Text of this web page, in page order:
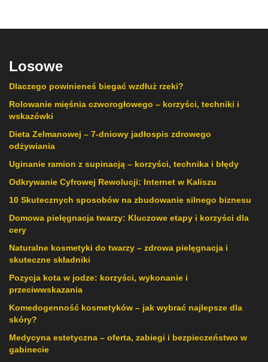
Losowe
Dlaczego powinieneś biegać wzdłuż rzeki?
Rolowanie mięśnia czworogłowego – korzyści, techniki i
wskazówki
Dieta Zelmanowej – 7-dniowy jadłospis zdrowego
odżywiania
Uginanie ramion z supinacją – korzyści, technika i błędy
Odkrywanie Cyfrowej Rewolucji: Internet w Kaliszu
10 Skutecznych sposobów na zbudowanie silnego biznesu
Domowa pielęgnacja twarzy: Kluczowe etapy i korzyści dla
cery
Naturalne kosmetyki do twarzy – zdrowa pielęgnacja i
skuteczne składniki
Pozycja kota w jodze: korzyści, wykonanie i
przeciwwskazania
Komedogenność kosmetyków – jak wybrać najlepsze dla
skóry?
Medycyna estetyczna – oferta, zabiegi i bezpieczeństwo w
gabinecie